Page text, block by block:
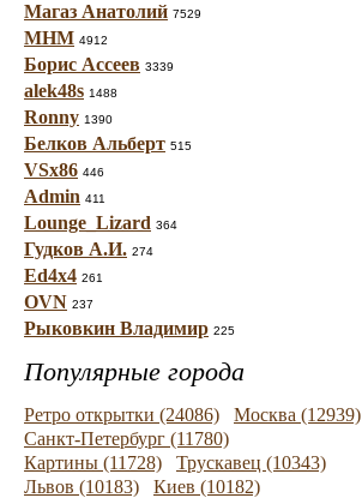
Магаз Анатолий 7529
МНМ 4912
Борис Ассеев 3339
alek48s 1488
Ronny 1390
Белков Альберт 515
VSx86 446
Admin 411
Lounge_Lizard 364
Гудков А.И. 274
Ed4x4 261
OVN 237
Рыковкин Владимир 225
Популярные города
Ретро открытки (24086)
Москва (12939)
Санкт-Петербург (11780)
Картины (11728)
Трускавец (10343)
Львов (10183)
Киев (10182)